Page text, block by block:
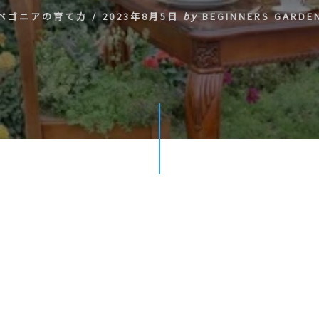
ゴニアの育て方/ 2023年8月5日 by BEGINNERS